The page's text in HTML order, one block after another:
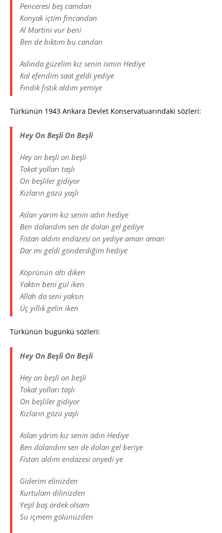
Penceresi beş camdan
Konyak içtim fincandan
Al Martini vur beni
Ben de bıktım bu candan
Aslında güzelim kız senin ismin Hediye
Kal efendim saat geldi yediye
Fındık fıstık aldım yemiye
Türkünün 1943 Ankara Devlet Konservatuarındaki sözleri:
Hey On Beşli On Beşli
Hey on beşli on beşli
Tokat yolları taşlı
On beşliler gidiyor
Kızların gözü yaşlı
Aslan yarim kız senin adın hediye
Ben dolandım sen de dolan gel gediye
Fistan aldım endazesi on yediye aman aman
Dar mı geldi gönderdiğim hediye
Köprünün altı diken
Yaktın beni gül iken
Allah da seni yaksın
Üç yıllık gelin iken
Türkünün bugünkü sözleri:
Hey On Beşli On Beşli
Hey on beşli on beşli
Tokat yolları taşlı
On beşliler gidiyor
Kızların gözü yaşlı
Aslan yârim kız senin adın Hediye
Ben dolandım sen de dolan gel beriye
Fistan aldım endazesi onyedi ye
Giderim elinizden
Kurtulam dilinizden
Yeşil baş ördek olsam
Su içmem gölünüzden